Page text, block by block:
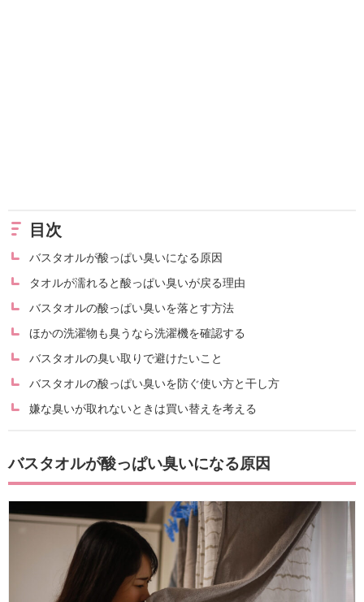
目次
バスタオルが酸っぱい臭いになる原因
タオルが濡れると酸っぱい臭いが戻る理由
バスタオルの酸っぱい臭いを落とす方法
ほかの洗濯物も臭うなら洗濯機を確認する
バスタオルの臭い取りで避けたいこと
バスタオルの酸っぱい臭いを防ぐ使い方と干し方
嫌な臭いが取れないときは買い替えを考える
バスタオルが酸っぱい臭いになる原因